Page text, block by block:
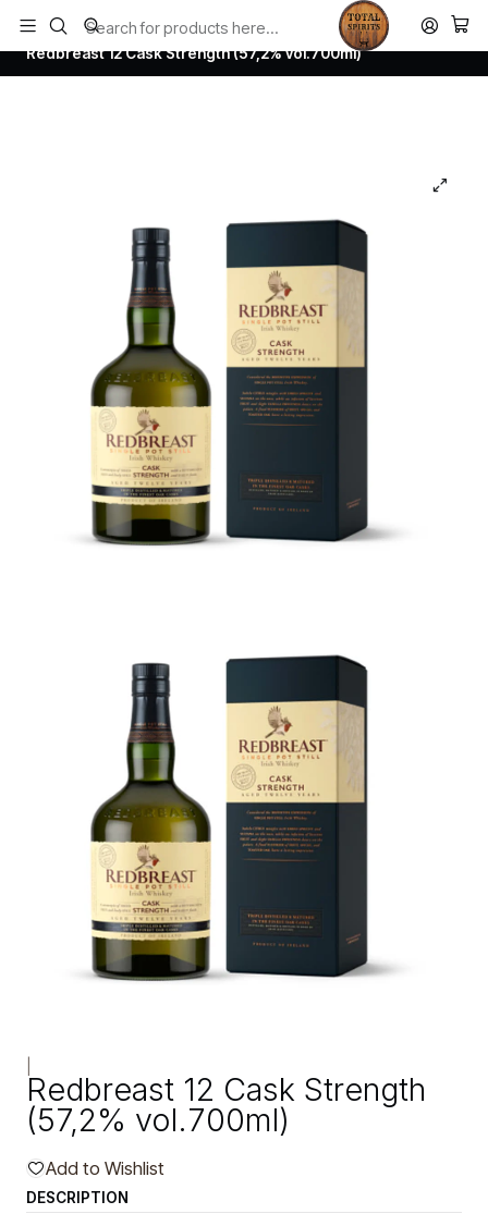
Todos los productos estan en stock. Despachamos a todo Chile.
Home Whisky
Irish Whiskey
Redbreast 12 Cask Strength (57,2% vol.700ml)
Redbreast 12 Cask Strength
(57,2% vol.700ml)
Add to Wishlist
DESCRIPTION